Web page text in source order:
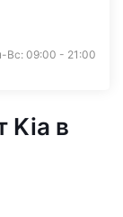
Вс: 09:00 - 21:00
Kia в